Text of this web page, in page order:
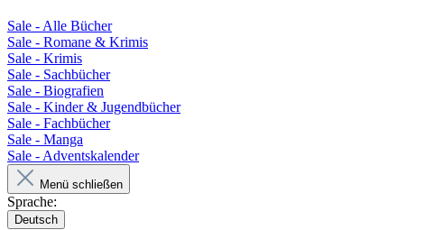
Sale - Alle Bücher
Sale - Romane & Krimis
Sale - Krimis
Sale - Sachbücher
Sale - Biografien
Sale - Kinder & Jugendbücher
Sale - Fachbücher
Sale - Manga
Sale - Adventskalender
Menü schließen
Sprache:
Deutsch